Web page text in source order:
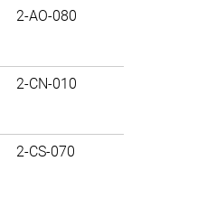
2-AO-080
2-CN-010
2-CS-070